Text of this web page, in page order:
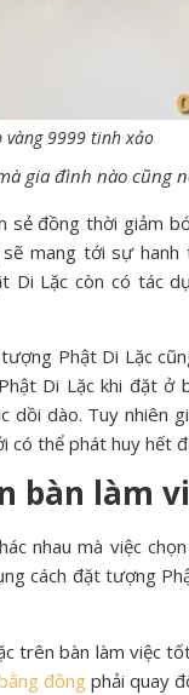
vàng 9999 tinh xảo
gia đình nào cũng
sẻ đồng thời giảm
mang tới sự
Di Lặc còn có tác
Phật Di Lặc
Di Lặc khi đặt ở
dào. Tuy nhiên
thể phát huy hết
bàn làm
nhau mà việc
cách đặt tượng
trên bàn làm việc
đồng phải quay